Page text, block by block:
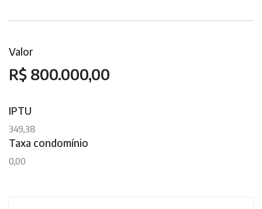
Valor
R$ 800.000,00
IPTU
349,38
Taxa condomínio
0,00